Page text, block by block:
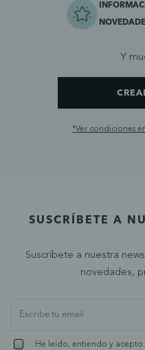
Y
*Ver condiciones
SUSCRÍBETE A
Suscríbete a nuestra
novedades,
He leído, entiendo y acepto